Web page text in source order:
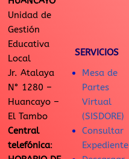
Unidad de
Gestión
Educativa
Local
Jr. Atalaya
N° 1280 –
Huancayo –
El Tambo
Central
telefónica:
SERVICIOS
Mesa de
Partes
Virtual
(SISDORE)
Consultar
Expediente